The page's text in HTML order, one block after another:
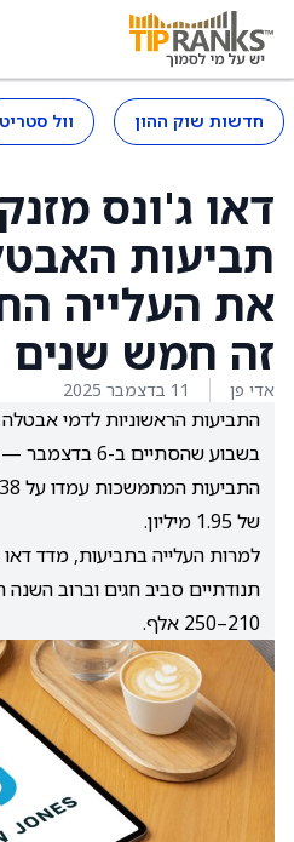
חדשות שוק ההון וול סטריט
דאו ג'ונס
תביעות
את העלייה
זה חמש שנים
אדי פן 11 בדצמבר 2025
של 1.95 מיליון.
למרות העלייה בתביעות, מדד דאו
תנודתיים סביב חגים וברוב
210–250 אלף.